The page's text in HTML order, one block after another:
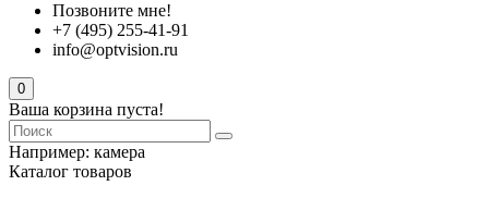
Позвоните мне!
+7 (495) 255-41-91
info@optvision.ru
0
Ваша корзина пуста!
Например: камера
Каталог товаров